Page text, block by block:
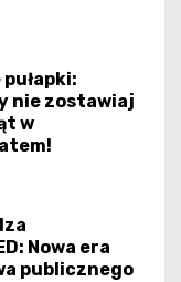
nie zostawiaj
w
Nowa era
publicznego